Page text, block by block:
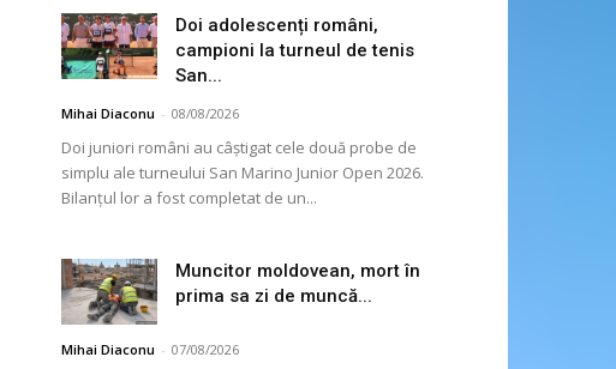
Doi adolescenți români,
campioni la turneul de tenis
San...
Mihai Diaconu - 08/08/2026
Doi juniori români au câștigat cele două probe de
simplu ale turneului San Marino Junior Open 2026.
Bilanțul lor a fost completat de un...
Muncitor moldovean, mort în
prima sa zi de muncă...
Mihai Diaconu - 07/08/2026